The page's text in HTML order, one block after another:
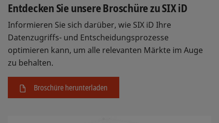
Entdecken Sie unsere Broschüre zu SIX iD
Informieren Sie sich darüber, wie SIX iD Ihre
Datenzugriffs- und Entscheidungsprozesse
optimieren kann, um alle relevanten Märkte im Auge
zu behalten.
Broschüre herunterladen